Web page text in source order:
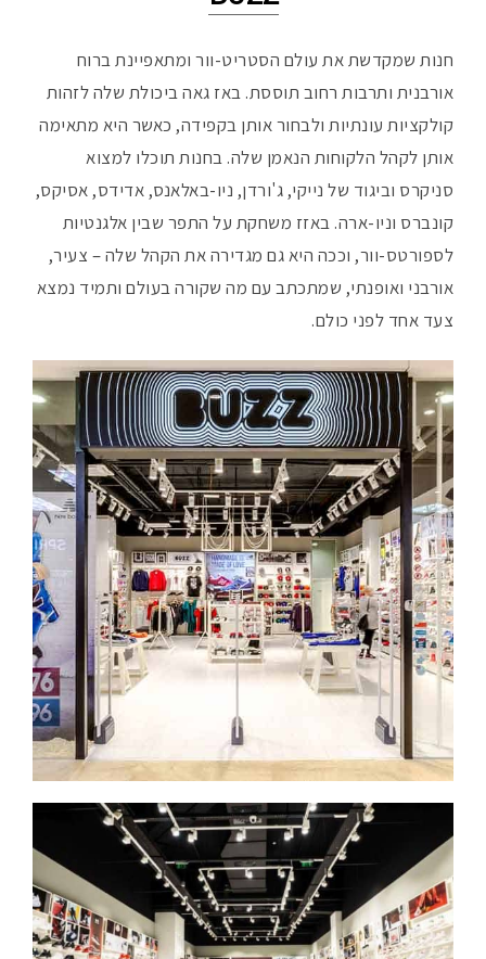
חנות שמקדשת את עולם הסטריט-וור ומתאפיינת ברוח
אורבנית ותרבות רחוב תוססת. באז גאה ביכולת שלה לזהות
קולקציות עונתיות ולבחור אותן בקפידה, כאשר היא מתאימה
אותן לקהל הלקוחות הנאמן שלה. בחנות תוכלו למצוא
סניקרס וביגוד של נייקי, ג'ורדן, ניו-באלאנס, אדידס, אסיקס,
קונברס וניו-ארה. באזז משחקת על התפר שבין אלגנטיות
לספורטס-וור, וככה היא גם מגדירה את הקהל שלה – צעיר,
אורבני ואופנתי, שמתכתב עם מה שקורה בעולם ותמיד נמצא
צעד אחד לפני כולם.